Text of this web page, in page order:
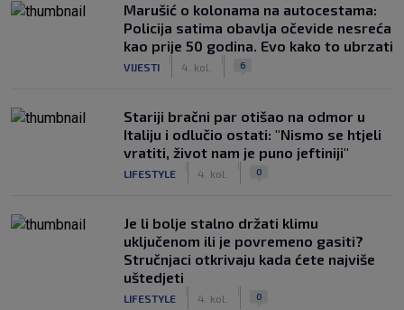
Marušić o kolonama na autocestama:
Policija satima obavlja očevide nesreća
kao prije 50 godina. Evo kako to ubrzati
VIJESTI 4. kol. 6
Stariji bračni par otišao na odmor u
Italiju i odlučio ostati: "Nismo se htjeli
vratiti, život nam je puno jeftiniji"
LIFESTYLE 4. kol. 0
Je li bolje stalno držati klimu
uključenom ili je povremeno gasiti?
Stručnjaci otkrivaju kada ćete najviše
uštedjeti
LIFESTYLE 4. kol. 0